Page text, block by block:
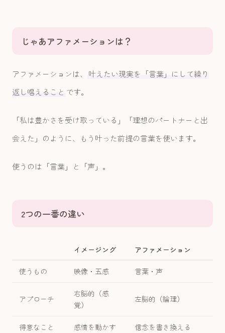
じゃあアファメーションは？
アファメーションは、
叶えたい現実を「言葉」にして繰り
返し唱えること です。
「私は豊かさを受け取っている」「理想のパートナーと出
会えた」のように、もう叶った前提の言葉を使います。
使うのは「言葉」と「声」。
2つの一番の違い
イメージング アファメーション
使うもの 映像・五感 言葉・声
アプローチ
右脳的（感
覚）
左脳的（論理）
得意なこと 感情を動かす 信念を書き換える